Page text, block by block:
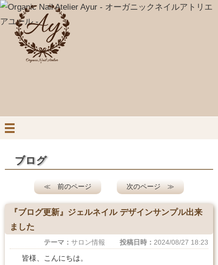
ブログ
≪ 前のページ 次のページ ≫
『ブログ更新』ジェルネイル デザインサンプル出来
ました
テーマ： サロン情報 投稿日時： 2024/08/27 18:23
皆様、こんにちは。